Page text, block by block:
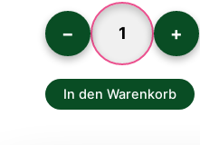
− +
In den Warenkorb